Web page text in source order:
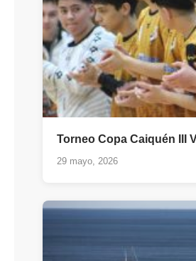
Torneo Copa Caiquén III
29 mayo, 2026